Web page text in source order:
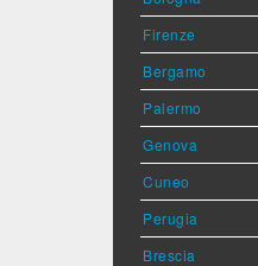
Firenze
Bergamo
Palermo
Genova
Cuneo
Perugia
Brescia